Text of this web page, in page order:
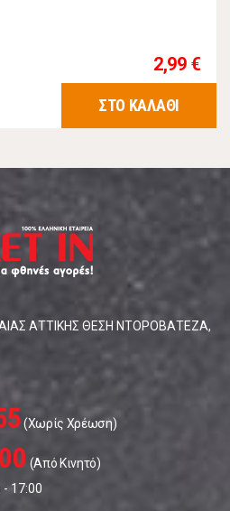
2,99 €
ΣΤΟ ΚΑΛΑΘΙ
ΑΤΤΙΚΗΣ ΘΕΣΗ ΝΤΟΡΟΒΑΤΕΖΑ,
(Χωρίς Χρέωση)
(Από Κινητό)
17:00